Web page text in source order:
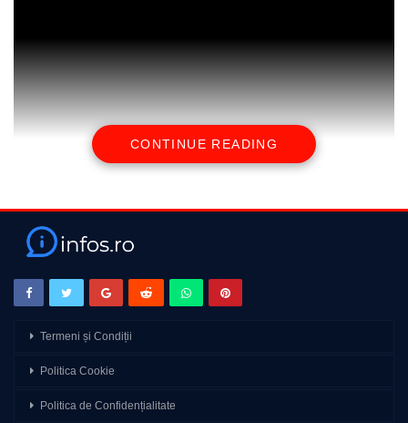
CONTINUE READING
Termeni și Condiții
Politica Cookie
Politica de Confidențialitate